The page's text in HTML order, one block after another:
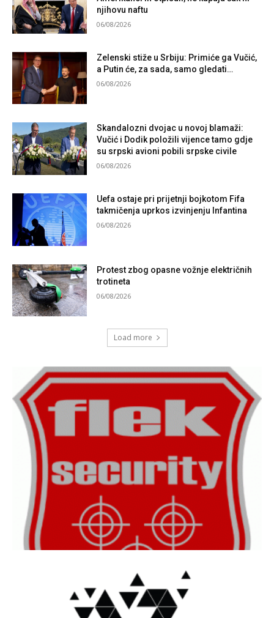
njihovu naftu
06/08/2026
Zelenski stiže u Srbiju: Primiće ga Vučić,
a Putin će, za sada, samo gledati…
06/08/2026
Skandalozni dvojac u novoj blamaži:
Vučić i Dodik položili vijence tamo gdje
su srpski avioni pobili srpske civile
06/08/2026
Uefa ostaje pri prijetnji bojkotom Fifa
takmičenja uprkos izvinjenju Infantina
06/08/2026
Protest zbog opasne vožnje električnih
trotineta
06/08/2026
Load more